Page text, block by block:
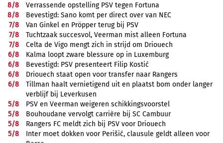
8/8
Verrassende opstelling PSV tegen Fortuna
8/8
Bevestigd: Sano komt per direct over van NEC
7/8
Van Ginkel en Pröpper terug bij PSV
7/8
Tuchtzaak succesvol, Veerman mist alleen Fortuna
7/8
Celta de Vigo mengt zich in strijd om Driouech
6/8
Kalma loopt zware blessure op in Luxemburg
6/8
Bevestigd: PSV presenteert Filip Kostić
6/8
Driouech staat open voor transfer naar Rangers
6/8
Tillman haalt vernietigend uit en plaatst bom onder langer
verblijf bij Leverkusen
5/8
PSV en Veerman weigeren schikkingsvoorstel
5/8
Bouhoudane vervolgt carrière bij SC Cambuur
5/8
Rangers FC meldt zich bij PSV voor Driouech
5/8
Inter moet dokken voor Perišić, clausule geldt alleen voor